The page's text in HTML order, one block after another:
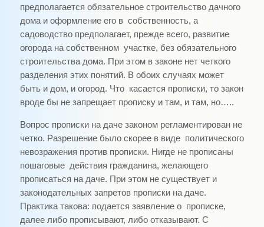
предполагается обязательное строительство дачного
дома и оформление его в собственность, а
садоводство предполагает, прежде всего, развитие
огорода на собственном участке, без обязательного
строительства дома. При этом в законе нет четкого
разделения этих понятий. В обоих случаях может
быть и дом, и огород. Что касается прописки, то закон
вроде бы не запрещает прописку и там, и там, но…..
Вопрос прописки на даче законом регламентирован не
четко. Разрешение было скорее в виде политического
невозражения против прописки. Нигде не прописаны
пошаговые действия гражданина, желающего
прописаться на даче. При этом не существует и
законодательных запретов прописки на даче.
Практика такова: подается заявление о прописке,
далее либо прописывают, либо отказывают. С